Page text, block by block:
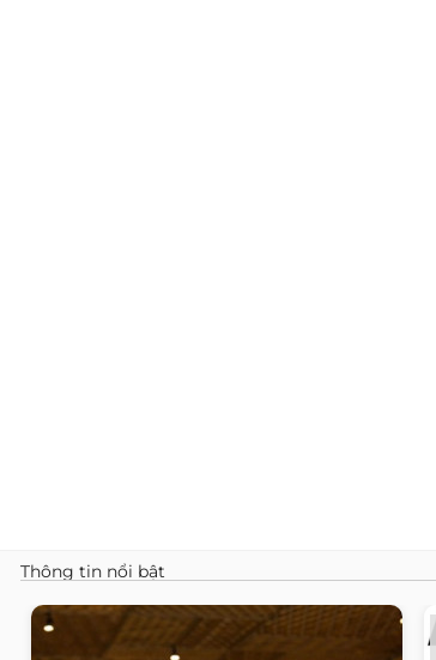
Thông tin nổi bật